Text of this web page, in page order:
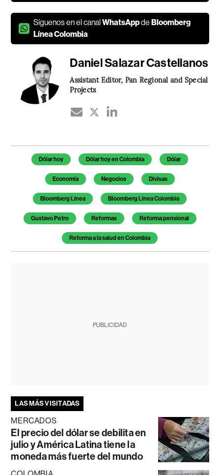
Síguenos en el canalWhatsAppdeBloomberg
Línea Colombia
Daniel Salazar Castellanos
Assistant Editor, Pan Regional and Special
Projects
Temas de este artículo
Dólar hoy Dólar hoy en Colombia Dólar
Economía Negocios Divisas
Bloomberg Línea Bloomberg Línea Colombia
Gustavo Petro Reformas Reforma pensional
Reforma a la salud en Colombia
PUBLICIDAD
LAS MÁS VISITADAS
MERCADOS
El precio del dólar se debilita en
julio y América Latina tiene la
moneda más fuerte del mundo